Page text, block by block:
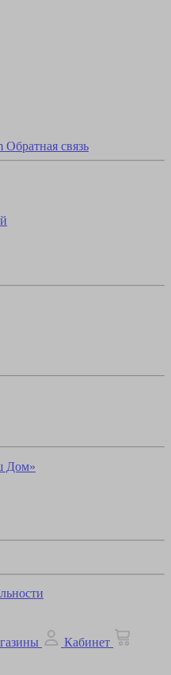
Обратная связь
Дом»
Кабинет